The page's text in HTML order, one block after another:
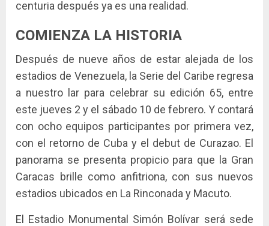
centuria después ya es una realidad.
COMIENZA LA HISTORIA
Después de nueve años de estar alejada de los
estadios de Venezuela, la Serie del Caribe regresa
a nuestro lar para celebrar su edición 65, entre
este jueves 2 y el sábado 10 de febrero. Y contará
con ocho equipos participantes por primera vez,
con el retorno de Cuba y el debut de Curazao. El
panorama se presenta propicio para que la Gran
Caracas brille como anfitriona, con sus nuevos
estadios ubicados en La Rinconada y Macuto.
El Estadio Monumental Simón Bolívar será sede